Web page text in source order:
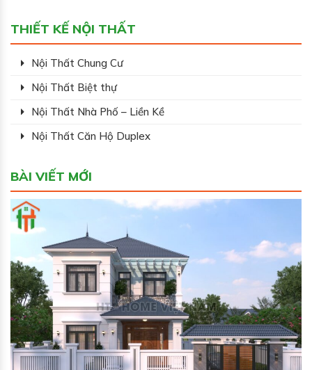
THIẾT KẾ NỘI THẤT
Nội Thất Chung Cư
Nội Thất Biệt thự
Nội Thất Nhà Phố – Liền Kề
Nội Thất Căn Hộ Duplex
BÀI VIẾT MỚI